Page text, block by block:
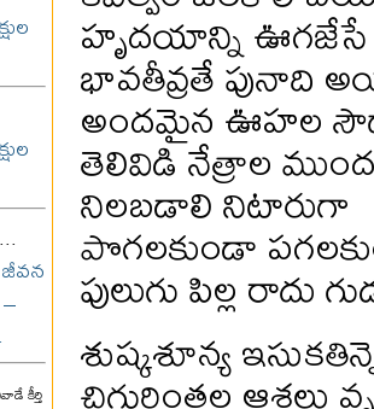
...
జీవన
కీర్తి
హృదయాన్ని ఊగజేసే
భావతీవ్రతే పునాది
అందమైన ఊహల
తెలివిడి నేత్రాల
నిలబడాలి నిటారుగా
పొగలకుండా
పులుగు పిల్ల రాదు
శుష్కశూన్య
చిగురింతల ఆశలు